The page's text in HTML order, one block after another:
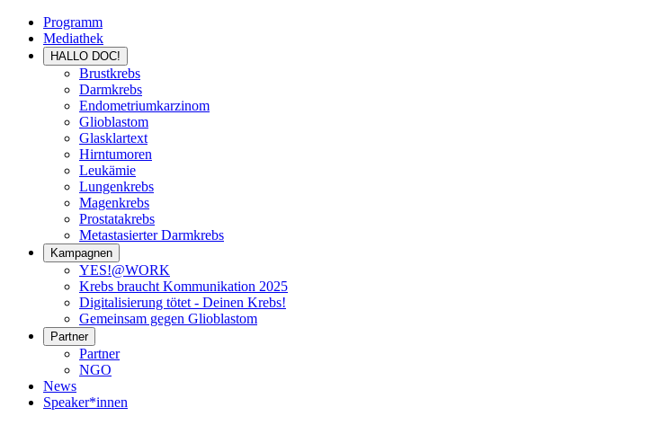
Programm
Mediathek
HALLO DOC!
Brustkrebs
Darmkrebs
Endometriumkarzinom
Glioblastom
Glasklartext
Hirntumoren
Leukämie
Lungenkrebs
Magenkrebs
Prostatakrebs
Metastasierter Darmkrebs
Kampagnen
YES!@WORK
Krebs braucht Kommunikation 2025
Digitalisierung tötet - Deinen Krebs!
Gemeinsam gegen Glioblastom
Partner
Partner
NGO
News
Speaker*innen